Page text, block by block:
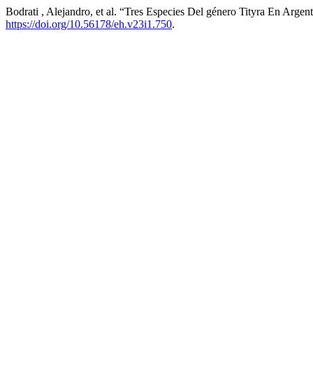
Bodrati , Alejandro, et al. “Tres Especies Del género Tityra En
https://doi.org/10.56178/eh.v23i1.750.